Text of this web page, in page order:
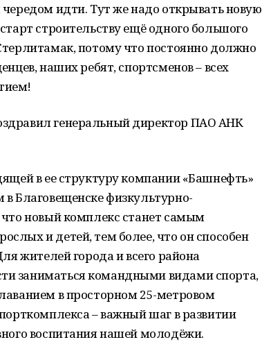
идти. Тут же надо открывать новую
строительству ещё одного большого
потому что постоянно должно
наших ребят, спортсменов – всех
генеральный директор ПАО АНК
в ее структуру компании «Башнефть»
Благовещенске физкультурно-
новый комплекс станет самым
и детей, тем более, что он способен
жителей города и всего района
заниматься командными видами спорта,
в просторном 25-метровом
– важный шаг в развитии
воспитания нашей молодёжи.